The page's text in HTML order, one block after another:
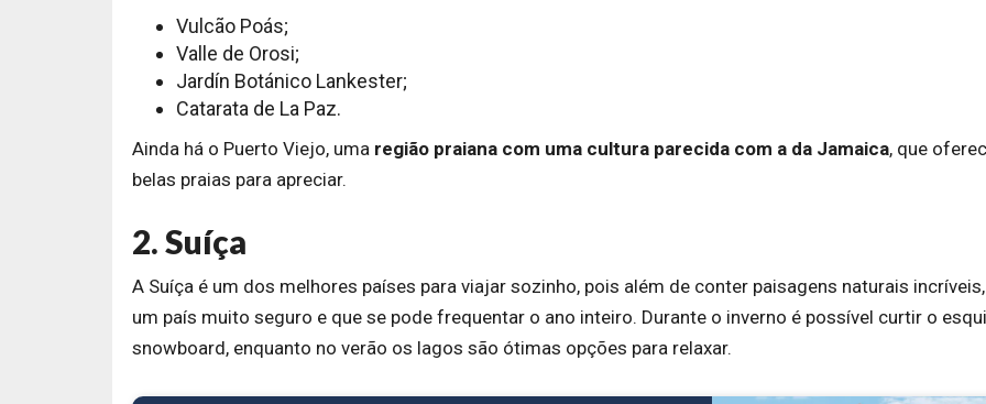
Vulcão Poás;
Valle de Orosi;
Jardín Botánico Lankester;
Catarata de La Paz.
Ainda há o Puerto Viejo, uma região praiana com uma cultura parecida com a da Jamaica, que
belas praias para apreciar.
2. Suíça
A Suíça é um dos melhores países para viajar sozinho, pois além de conter paisagens naturais
um país muito seguro e que se pode frequentar o ano inteiro. Durante o inverno é possível curtir o
snowboard, enquanto no verão os lagos são ótimas opções para relaxar.